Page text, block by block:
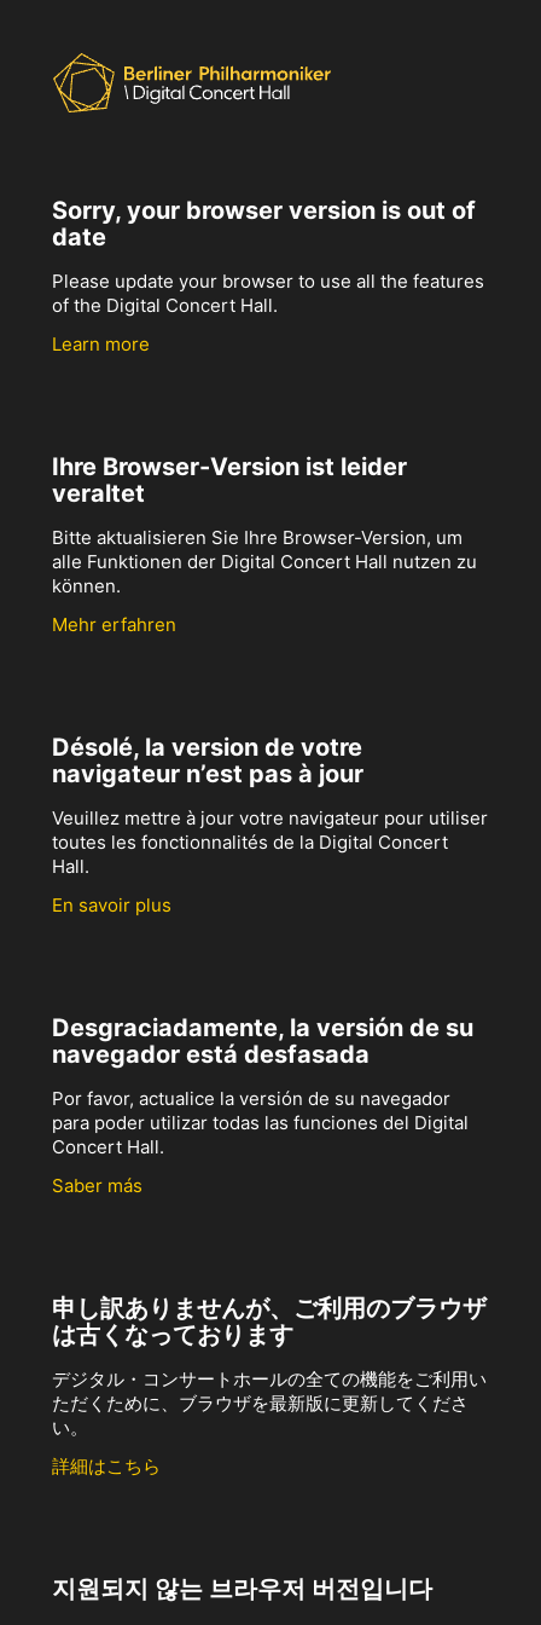
Sorry, your browser version is out of
date
Please update your browser to use all the features
of the Digital Concert Hall.
Learn more
Ihre Browser-Version ist leider
veraltet
Bitte aktualisieren Sie Ihre Browser-Version, um
alle Funktionen der Digital Concert Hall nutzen zu
können.
Mehr erfahren
Désolé, la version de votre
navigateur n’est pas à jour
Veuillez mettre à jour votre navigateur pour utiliser
toutes les fonctionnalités de la Digital Concert
Hall.
En savoir plus
Desgraciadamente, la versión de su
navegador está desfasada
Por favor, actualice la versión de su navegador
para poder utilizar todas las funciones del Digital
Concert Hall.
Saber más
申し訳ありませんが、ご利用のブラウザ
は古くなっております
デジタル・コンサートホールの全ての機能をご利用い
ただくために、ブラウザを最新版に更新してくださ
い。
詳細はこちら
지원되지 않는 브라우저 버전입니다